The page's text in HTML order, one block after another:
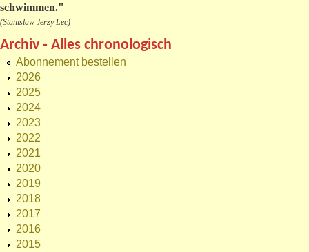
schwimmen."
(Stanislaw Jerzy Lec)
Archiv - Alles chronologisch
Abonnement bestellen
2026
2025
2024
2023
2022
2021
2020
2019
2018
2017
2016
2015